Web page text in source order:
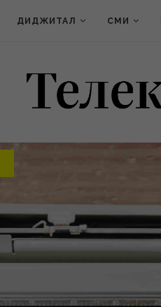
ДИДЖИТАЛ СМИ